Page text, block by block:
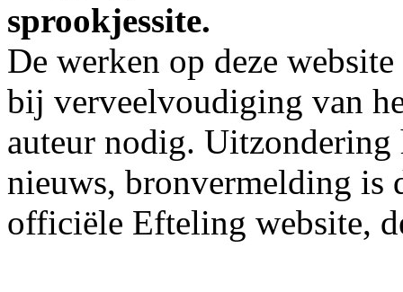
sprookjessite.
De werken op deze
bij verveelvoudiging van
auteur nodig. Uitzondering
nieuws, bronvermelding is
officiële Efteling website,